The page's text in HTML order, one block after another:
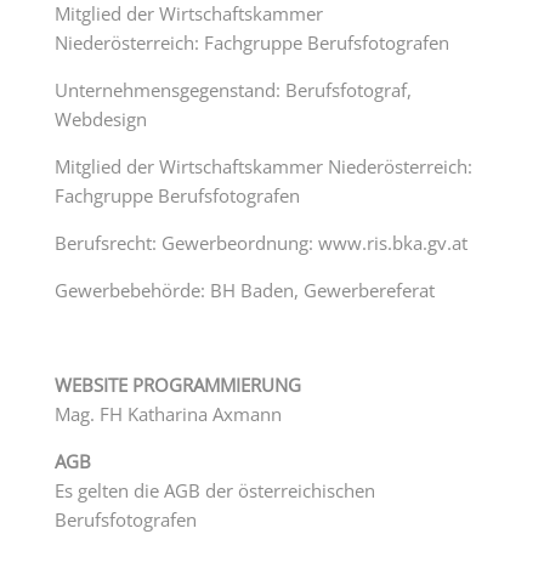
Mitglied der Wirtschaftskammer
Niederösterreich: Fachgruppe Berufsfotografen
Unternehmensgegenstand: Berufsfotograf,
Webdesign
Mitglied der Wirtschaftskammer Niederösterreich:
Fachgruppe Berufsfotografen
Berufsrecht: Gewerbeordnung: www.ris.bka.gv.at
Gewerbebehörde: BH Baden, Gewerbereferat
WEB­SITE PRO­GRAM­MIE­RUNG
Mag. FH Katharina Axmann
AGB
Es gelten die AGB der österreichischen
Berufsfotografen